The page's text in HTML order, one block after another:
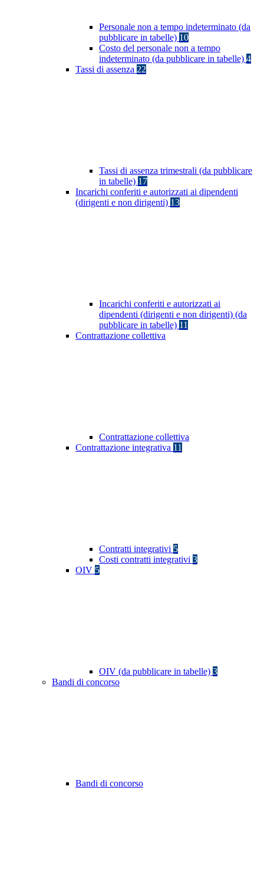
Personale non a tempo indeterminato (da
pubblicare in tabelle) 10
Costo del personale non a tempo
indeterminato (da pubblicare in tabelle) 4
Tassi di assenza 22
Tassi di assenza trimestrali (da pubblicare
in tabelle) 17
Incarichi conferiti e autorizzati ai dipendenti
(dirigenti e non dirigenti) 13
Incarichi conferiti e autorizzati ai
dipendenti (dirigenti e non dirigenti) (da
pubblicare in tabelle) 11
Contrattazione collettiva
Contrattazione collettiva
Contrattazione integrativa 11
Contratti integrativi 5
Costi contratti integrativi 3
OIV 5
OIV (da pubblicare in tabelle) 3
Bandi di concorso
Bandi di concorso